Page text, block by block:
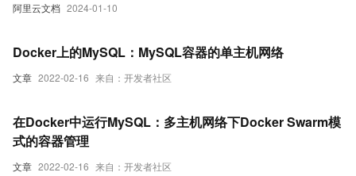
阿里云文档 2024-01-10
文章 2022-02-16 来自：开发者社区
Docker上的MySQL：MySQL容器的单主机网络
文章 2022-02-16 来自：开发者社区
在Docker中运行MySQL：多主机网络下Docker Swarm模
式的容器管理